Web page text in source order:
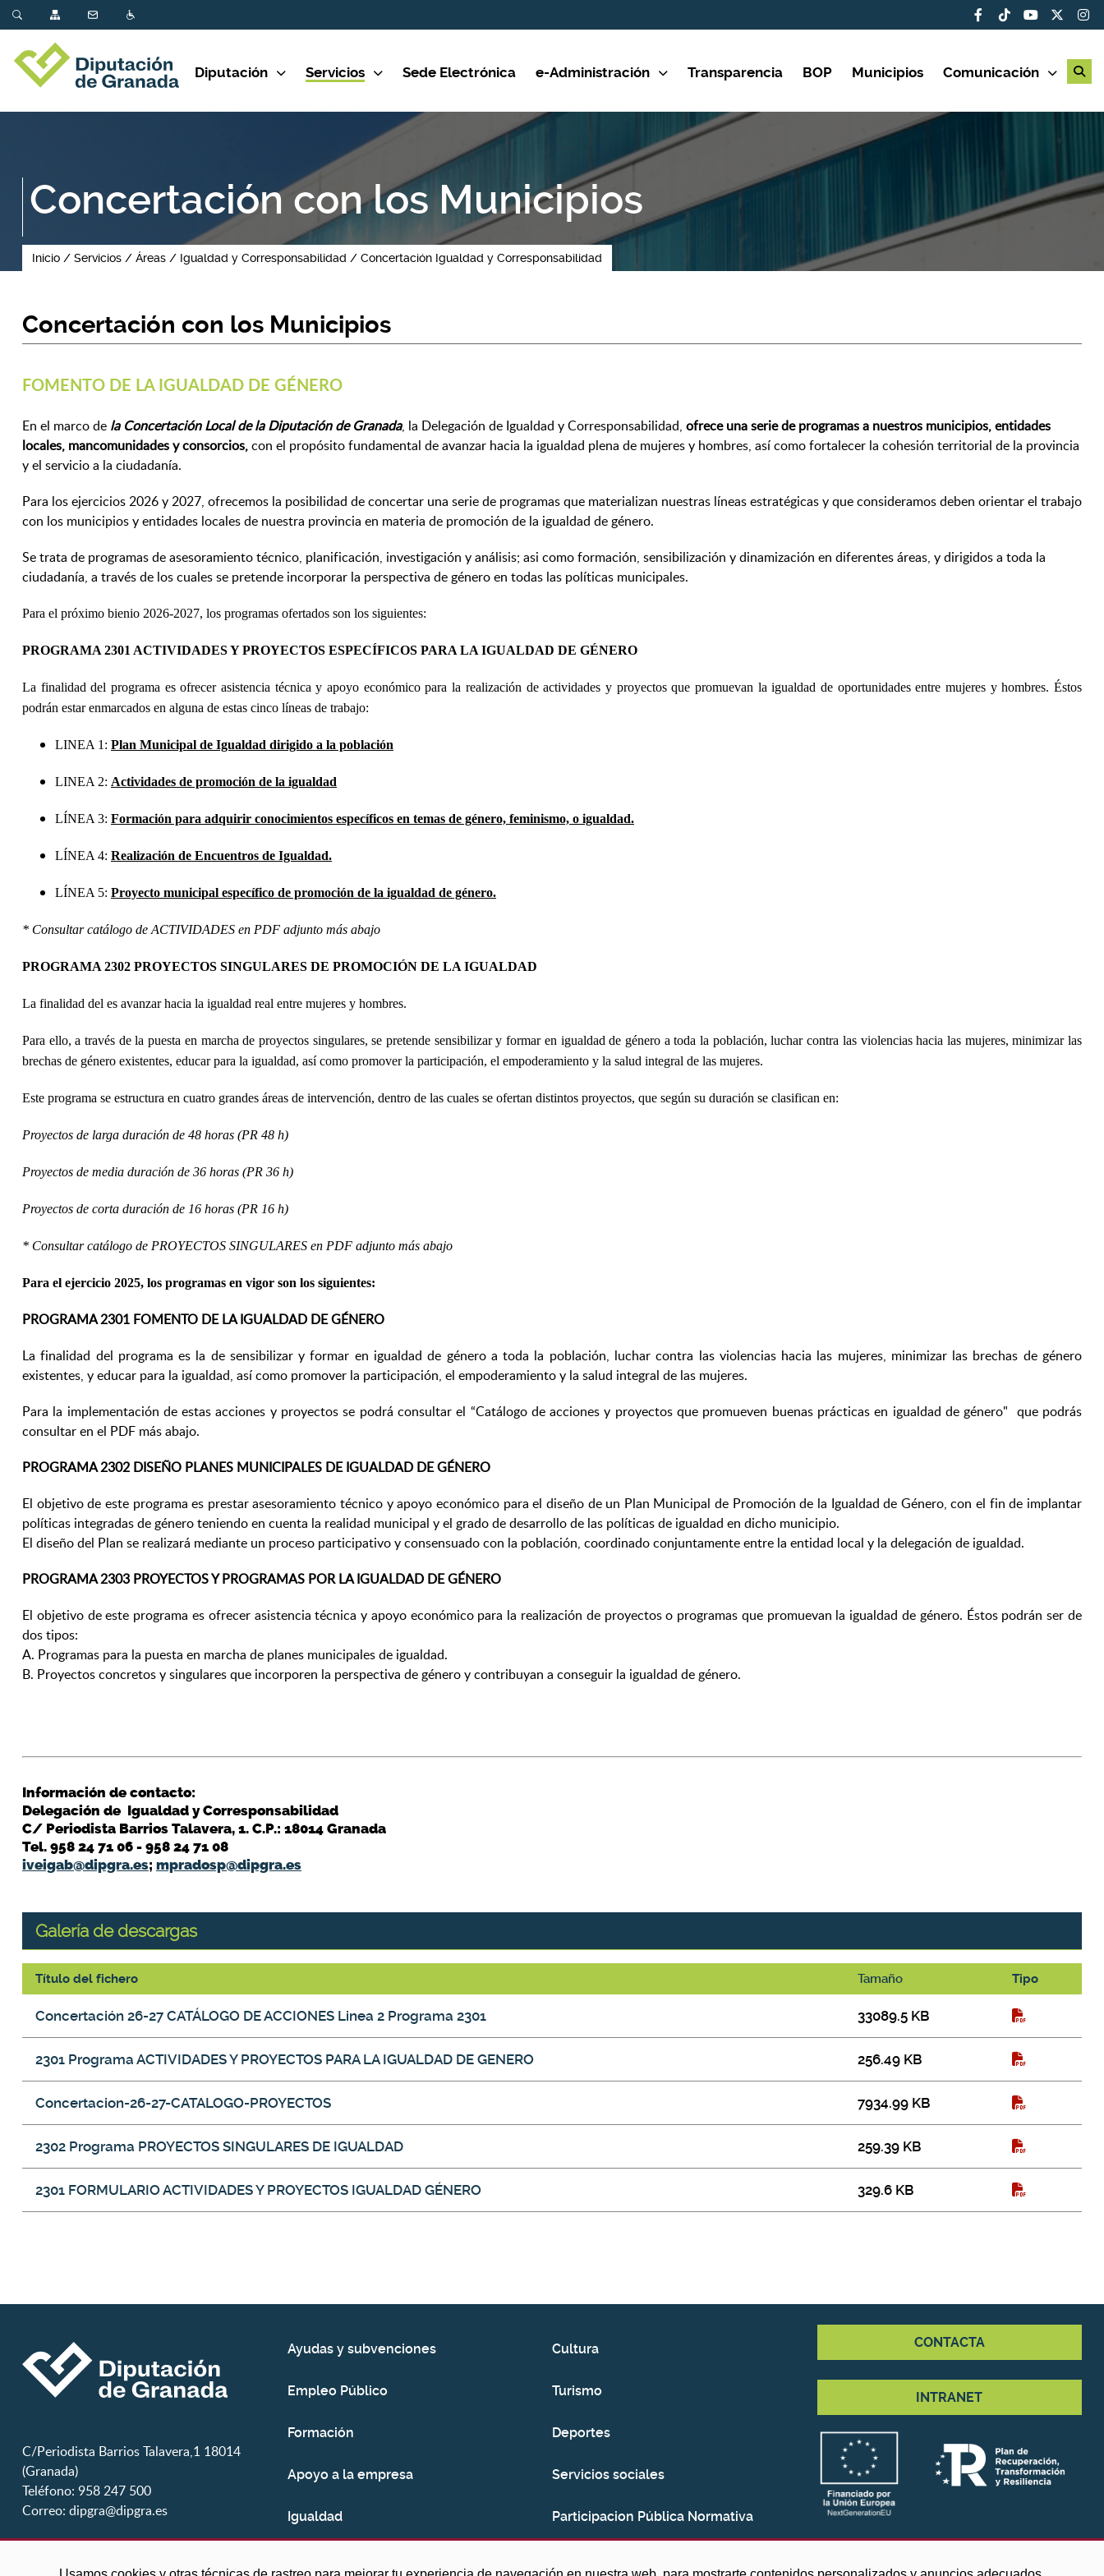
Diputación Servicios Sede Electrónica e-Administración Transparencia BOP Municipios Comunicación
Concertación con los Municipios
Inicio Servicios Áreas Igualdad y Corresponsabilidad Concertación Igualdad y Corresponsabilidad
Concertación con los Municipios
FOMENTO DE LA IGUALDAD DE GÉNERO
En el marco de la Concertación Local de la Diputación de Granada, la Delegación de Igualdad y Corresponsabilidad, ofrece una serie de programas a nuestros municipios, entidades
locales, mancomunidades y consorcios,con el propósito fundamental de avanzar hacia la igualdad plena de mujeres y hombres, así como fortalecer la cohesión territorial de la provincia
y el servicio a la ciudadanía.
Para los ejercicios 2026 y 2027, ofrecemos la posibilidad de concertar una serie de programas que materializan nuestras líneas estratégicas y que consideramos deben orientar el trabajo
con los municipios y entidades locales de nuestra provincia en materia de promoción de la igualdad de género.
Se trata de programas de asesoramiento técnico, planificación, investigación y análisis; asi como formación, sensibilización y dinamización en diferentes áreas, y dirigidos a toda la
ciudadanía, a través de los cuales se pretende incorporar la perspectiva de género en todas las políticas municipales.
Para el próximo bienio 2026-2027, los programas ofertados son los siguientes:
PROGRAMA 2301 ACTIVIDADES Y PROYECTOS ESPECÍFICOS PARA LA IGUALDAD DE GÉNERO
La finalidad del programa esofrecer asistencia técnica y apoyo económico para la realización de actividades y proyectos que promuevan la igualdad de oportunidades entre mujeres y hombres. Éstos
podrán estar enmarcados en alguna de estas cinco líneas de trabajo:
LINEA 1: Plan Municipal de Igualdad dirigido a la población
LINEA 2: Actividades de promoción de la igualdad
LÍNEA 3: Formación para adquirir conocimientos específicos en temas de género, feminismo, o igualdad.
LÍNEA 4: Realización de Encuentros de Igualdad.
LÍNEA 5: Proyecto municipal específico de promoción de la igualdad de género.
* Consultar catálogo de ACTIVIDADES en PDF adjunto más abajo
PROGRAMA 2302 PROYECTOS SINGULARES DE PROMOCIÓN DE LA IGUALDAD
La finalidad del es avanzar hacia la igualdad real entre mujeres y hombres.
Para ello, a través de la puesta en marcha de proyectos singulares, se pretende sensibilizar y formar en igualdad de género a toda la población, luchar contra las violencias hacia las mujeres, minimizar las
brechas de género existentes, educar para la igualdad, así como promover la participación, el empoderamiento y la salud integral de las mujeres.
Este programa se estructura en cuatro grandes áreas de intervención, dentro de las cuales se ofertan distintos proyectos, que según su duración se clasifican en:
Proyectos de larga duración de 48 horas (PR 48 h)
Proyectos de media duración de 36 horas (PR 36 h)
Proyectos de corta duración de 16 horas (PR 16 h)
* Consultar catálogo de PROYECTOS SINGULARES en PDF adjunto más abajo
Para el ejercicio 2025, los programas en vigor son los siguientes:
PROGRAMA 2301 FOMENTO DE LA IGUALDAD DE GÉNERO
La finalidad del programa es la de sensibilizar y formar en igualdad de género a toda la población, luchar contra las violencias hacia las mujeres, minimizar las brechas de género
existentes, y educar para la igualdad, así como promover la participación, el empoderamiento y la salud integral de las mujeres.
Para la implementación de estas acciones y proyectos se podrá consultar el “Catálogo de acciones y proyectos que promueven buenas prácticas en igualdad de género" que podrás
consultar en el PDF más abajo.
PROGRAMA 2302 DISEÑO PLANES MUNICIPALES DE IGUALDAD DE GÉNERO
El objetivo de este programa es prestar asesoramiento técnico y apoyo económico para el diseño de un Plan Municipal de Promoción de la Igualdad de Género, con el fin de implantar
políticas integradas de género teniendo en cuenta la realidad municipal y el grado de desarrollo de las políticas de igualdad en dicho municipio.
El diseño del Plan se realizará mediante un proceso participativo y consensuado con la población, coordinado conjuntamente entre la entidad local y la delegación de igualdad.
PROGRAMA 2303 PROYECTOS Y PROGRAMAS POR LA IGUALDAD DE GÉNERO
El objetivo de este programa es ofrecer asistencia técnica y apoyo económico para la realización de proyectos o programas que promuevan la igualdad de género. Éstos podrán ser de
dos tipos:
A. Programas para la puesta en marcha de planes municipales de igualdad.
B. Proyectos concretos y singulares que incorporen la perspectiva de género y contribuyan a conseguir la igualdad de género.
Información de contacto:
Delegación de Igualdad y Corresponsabilidad
C/ Periodista Barrios Talavera, 1. C.P.: 18014 Granada
Tel. 958 24 71 06 - 958 24 71 08
iveigab@dipgra.es; mpradosp@dipgra.es
Galería de descargas
Título del fichero Tamaño Tipo
Concertación 26-27 CATÁLOGO DE ACCIONES Linea 2 Programa 2301 33089.5 KB
2301 Programa ACTIVIDADES Y PROYECTOS PARA LA IGUALDAD DE GENERO 256.49 KB
Concertacion-26-27-CATALOGO-PROYECTOS 7934.99 KB
2302 Programa PROYECTOS SINGULARES DE IGUALDAD 259.39 KB
2301 FORMULARIO ACTIVIDADES Y PROYECTOS IGUALDAD GÉNERO 329.6 KB
C/Periodista Barrios Talavera,1 18014
(Granada)
Teléfono: 958 247 500
Correo: dipgra@dipgra.es
Ayudas y subvenciones
Empleo Público
Formación
Apoyo a la empresa
Igualdad
Cultura
Turismo
Deportes
Servicios sociales
Participacion Pública Normativa
CONTACTA
INTRANET